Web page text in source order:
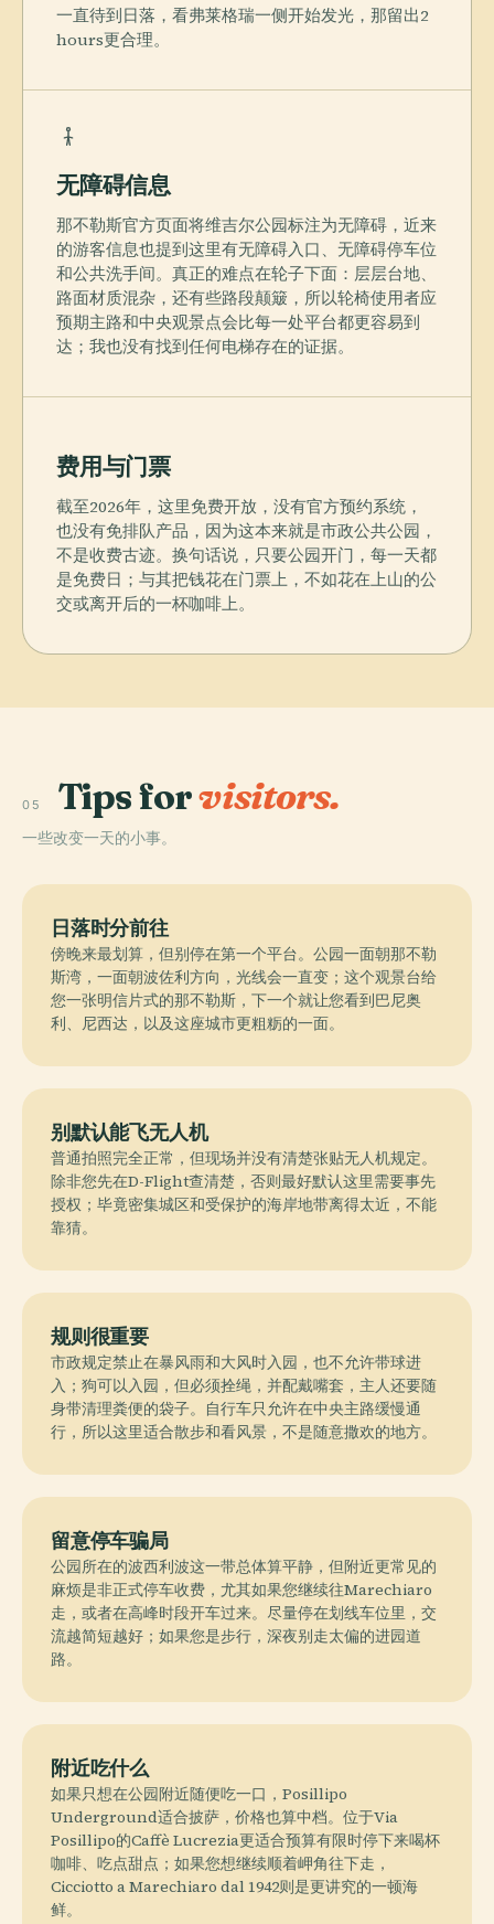
一直待到日落，看弗莱格瑞一侧开始发光，那留出2
hours更合理。
无障碍信息
那不勒斯官方页面将维吉尔公园标注为无障碍，近来
的游客信息也提到这里有无障碍入口、无障碍停车位
和公共洗手间。真正的难点在轮子下面：层层台地、
路面材质混杂，还有些路段颠簸，所以轮椅使用者应
预期主路和中央观景点会比每一处平台都更容易到
达；我也没有找到任何电梯存在的证据。
费用与门票
截至2026年，这里免费开放，没有官方预约系统，
也没有免排队产品，因为这本来就是市政公共公园，
不是收费古迹。换句话说，只要公园开门，每一天都
是免费日；与其把钱花在门票上，不如花在上山的公
交或离开后的一杯咖啡上。
05 Tips forvisitors.
一些改变一天的小事。
日落时分前往
傍晚来最划算，但别停在第一个平台。公园一面朝那不勒
斯湾，一面朝波佐利方向，光线会一直变；这个观景台给
您一张明信片式的那不勒斯，下一个就让您看到巴尼奥
利、尼西达，以及这座城市更粗粝的一面。
别默认能飞无人机
普通拍照完全正常，但现场并没有清楚张贴无人机规定。
除非您先在D-Flight查清楚，否则最好默认这里需要事先
授权；毕竟密集城区和受保护的海岸地带离得太近，不能
靠猜。
规则很重要
市政规定禁止在暴风雨和大风时入园，也不允许带球进
入；狗可以入园，但必须拴绳，并配戴嘴套，主人还要随
身带清理粪便的袋子。自行车只允许在中央主路缓慢通
行，所以这里适合散步和看风景，不是随意撒欢的地方。
留意停车骗局
公园所在的波西利波这一带总体算平静，但附近更常见的
麻烦是非正式停车收费，尤其如果您继续往Marechiaro
走，或者在高峰时段开车过来。尽量停在划线车位里，交
流越简短越好；如果您是步行，深夜别走太偏的进园道
路。
附近吃什么
如果只想在公园附近随便吃一口，Posillipo
Underground适合披萨，价格也算中档。位于Via
Posillipo的Caffè Lucrezia更适合预算有限时停下来喝杯
咖啡、吃点甜点；如果您想继续顺着岬角往下走，
Cicciotto a Marechiaro dal 1942则是更讲究的一顿海
鲜。